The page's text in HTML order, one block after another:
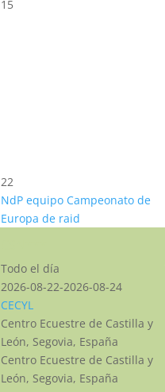
15
22
NdP equipo Campeonato de
Europa de raid
Todo el día
2026-08-22-2026-08-24
CECYL
Centro Ecuestre de Castilla y
León, Segovia, España
Centro Ecuestre de Castilla y
León, Segovia, España